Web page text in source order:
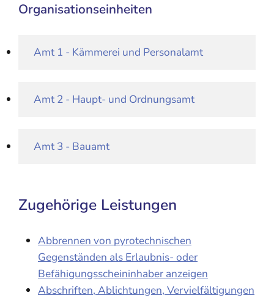
Organisationseinheiten
Amt 1 - Kämmerei und Personalamt
Amt 2 - Haupt- und Ordnungsamt
Amt 3 - Bauamt
Zugehörige Leistungen
Abbrennen von pyrotechnischen
Gegenständen als Erlaubnis- oder
Befähigungsscheininhaber anzeigen
Abschriften, Ablichtungen, Vervielfältigungen